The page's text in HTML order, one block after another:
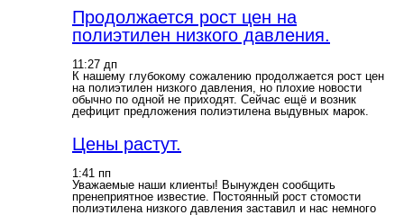
Продолжается рост цен на
полиэтилен низкого давления.
11:27 дп
К нашему глубокому сожалению продолжается рост цен
на полиэтилен низкого давления, но плохие новости
обычно по одной не приходят. Сейчас ещё и возник
дефицит предложения полиэтилена выдувных марок.
Цены растут.
1:41 пп
Уважаемые наши клиенты! Вынужден сообщить
пренеприятное известие. Постоянный рост стомости
полиэтилена низкого давления заставил и нас немного